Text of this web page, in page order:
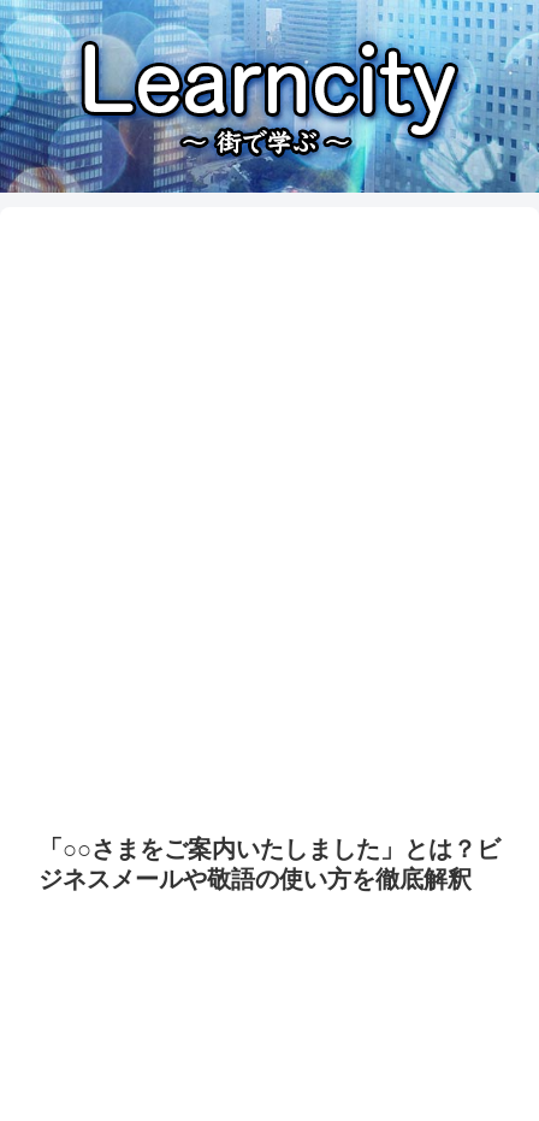
「○○さまをご案内いたしました」とは？ビ
ジネスメールや敬語の使い方を徹底解釈